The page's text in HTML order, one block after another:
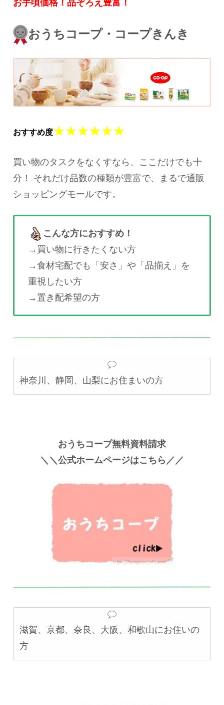
お手頃価格！品ぞろえ豊富！
おうちコープ・コープきんき
おすすめ度★★★★★★
買い物のタスクをなくすなら、ここだけでも十
分！ それだけ品数の種類が豊富で、まるで通販
ショッピングモールです。
こんな方におすすめ！
→買い物に行きたくない方
→食材宅配でも「安さ」や「品揃え」を
重視したい方
→置き配希望の方
神奈川、静岡、山梨にお住まいの方
おうちコープ無料資料請求
＼＼公式ホームページはこちら／／
滋賀、京都、奈良、大阪、和歌山にお住いの
方